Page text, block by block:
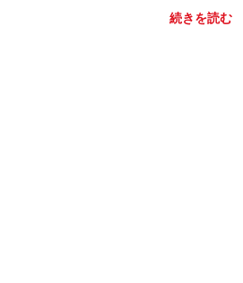
続きを読む